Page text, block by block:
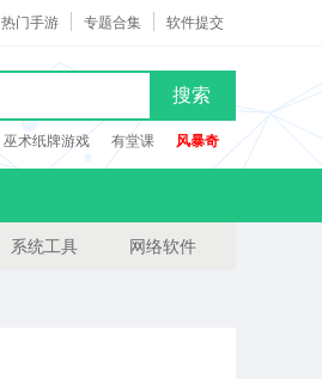
软件提交
专题合集
热门手游
搜索
巫术纸牌游戏 有堂课
风暴奇
系统工具 网络软件